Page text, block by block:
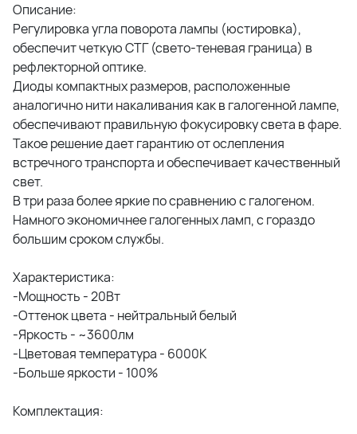
Описание:
Регулировка угла поворота лампы (юстировка),
обеспечит четкую СТГ (свето-теневая граница) в
рефлекторной оптике.
Диоды компактных размеров, расположенные
аналогично нити накаливания как в галогенной лампе,
обеспечивают правильную фокусировку света в фаре.
Такое решение дает гарантию от ослепления
встречного транспорта и обеспечивает качественный
свет.
В три раза более яркие по сравнению с галогеном.
Намного экономичнее галогенных ламп, с гораздо
большим сроком службы.
Характеристика:
-Мощность - 20Вт
-Оттенок цвета - нейтральный белый
-Яркость - ~3600лм
-Цветовая температура - 6000K
-Больше яркости - 100%
Комплектация: